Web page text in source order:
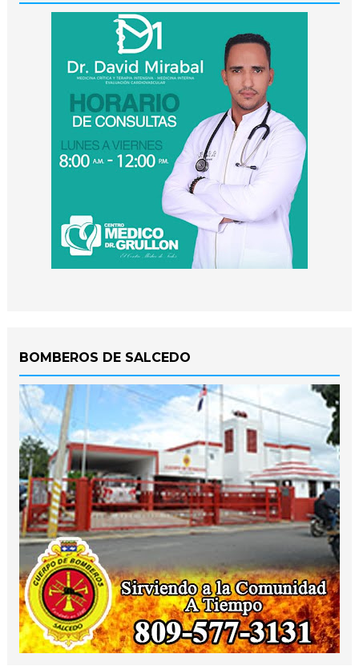
BOMBEROS DE SALCEDO